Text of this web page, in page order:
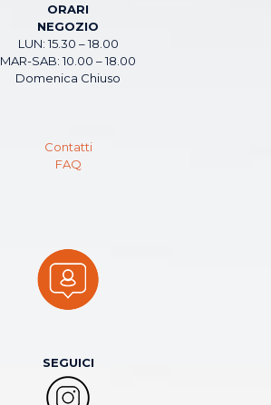
ORARI
NEGOZIO
LUN: 15.30 – 18.00
MAR-SAB: 10.00 – 18.00
Domenica Chiuso
Contatti
FAQ
SEGUICI